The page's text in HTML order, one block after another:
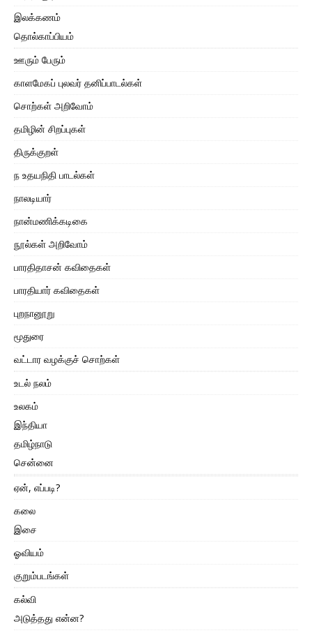
இலக்கணம்
தொல்காப்பியம்
ஊரும் பேரும்
காளமேகப் புலவர் தனிப்பாடல்கள்
சொற்கள் அறிவோம்
தமிழின் சிறப்புகள்
திருக்குறள்
ந உதயநிதி பாடல்கள்
நாலடியார்
நான்மணிக்கடிகை
நூல்கள் அறிவோம்
பாரதிதாசன் கவிதைகள்
பாரதியார் கவிதைகள்
புறநானூறு
மூதுரை
வட்டார வழக்குச் சொற்கள்
உடல் நலம்
உலகம்
இந்தியா
தமிழ்நாடு
சென்னை
ஏன், எப்படி?
கலை
இசை
ஓவியம்
குறும்படங்கள்
கல்வி
அடுத்தது என்ன?